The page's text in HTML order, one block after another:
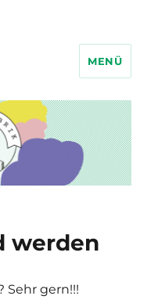
MENÜ
werden
Sehr gern!!!